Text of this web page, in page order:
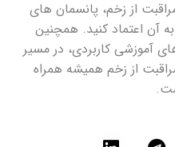
از زخم، پانسمان های
آن اعتماد کنید. همچنین
آموزشی کاربردی، در مسیر
از زخم همیشه همراه